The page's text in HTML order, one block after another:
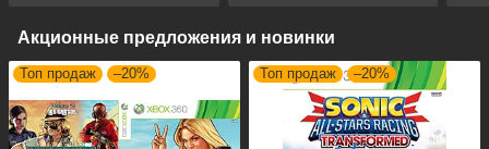
Акционные предложения и новинки
Топ продаж –20% Топ продаж –20%